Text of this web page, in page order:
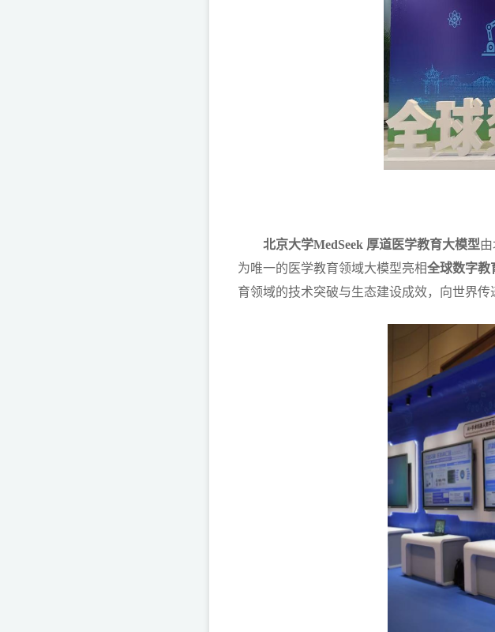
北京大学MedSeek 厚道医学教育大模型
为唯一的医学教育领域大模型亮相全球数字教
育领域的技术突破与生态建设成效，向世界传